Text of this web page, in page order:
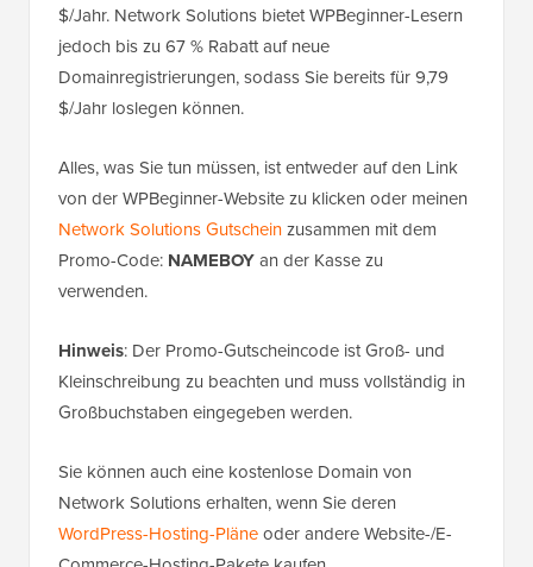
$/Jahr. Network Solutions bietet WPBeginner-Lesern
jedoch bis zu 67 % Rabatt auf neue
Domainregistrierungen, sodass Sie bereits für 9,79
$/Jahr loslegen können.
Alles, was Sie tun müssen, ist entweder auf den Link
von der WPBeginner-Website zu klicken oder meinen
Network Solutions Gutscheinzusammen mit dem
Promo-Code: NAMEBOYan der Kasse zu
verwenden.
Hinweis: Der Promo-Gutscheincode ist Groß- und
Kleinschreibung zu beachten und muss vollständig in
Großbuchstaben eingegeben werden.
Sie können auch eine kostenlose Domain von
Network Solutions erhalten, wenn Sie deren
WordPress-Hosting-Pläneoder andere Website-/E-